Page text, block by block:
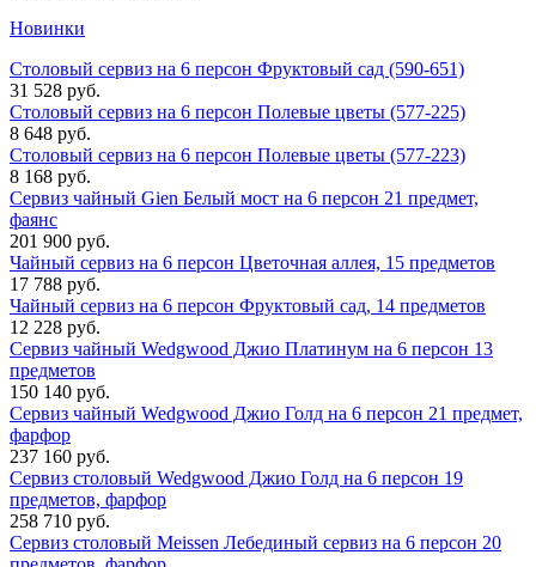
Новинки
Столовый сервиз на 6 персон Фруктовый сад (590-651)
31 528 руб.
Столовый сервиз на 6 персон Полевые цветы (577-225)
8 648 руб.
Столовый сервиз на 6 персон Полевые цветы (577-223)
8 168 руб.
Сервиз чайный Gien Белый мост на 6 персон 21 предмет,
фаянс
201 900 руб.
Чайный сервиз на 6 персон Цветочная аллея, 15 предметов
17 788 руб.
Чайный сервиз на 6 персон Фруктовый сад, 14 предметов
12 228 руб.
Сервиз чайный Wedgwood Джио Платинум на 6 персон 13
предметов
150 140 руб.
Сервиз чайный Wedgwood Джио Голд на 6 персон 21 предмет,
фарфор
237 160 руб.
Сервиз столовый Wedgwood Джио Голд на 6 персон 19
предметов, фарфор
258 710 руб.
Сервиз столовый Meissen Лебединый сервиз на 6 персон 20